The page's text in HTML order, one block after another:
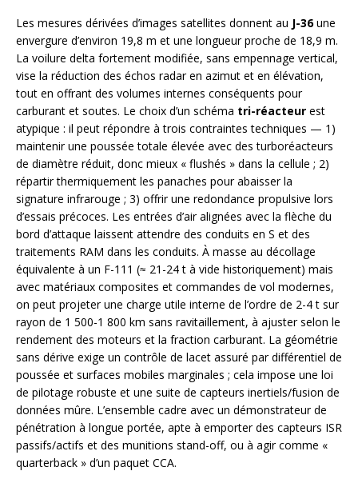
Les mesures dérivées d’images satellites donnent au J-36une
envergure d’environ 19,8 m et une longueur proche de 18,9 m.
La voilure delta fortement modifiée, sans empennage vertical,
vise la réduction des échos radar en azimut et en élévation,
tout en offrant des volumes internes conséquents pour
carburant et soutes. Le choix d’un schéma tri-réacteur est
atypique : il peut répondre à trois contraintes techniques — 1)
maintenir une poussée totale élevée avec des turboréacteurs
de diamètre réduit, donc mieux « flushés » dans la cellule ; 2)
répartir thermiquement les panaches pour abaisser la
signature infrarouge ; 3) offrir une redondance propulsive lors
d’essais précoces. Les entrées d’air alignées avec la flèche du
bord d’attaque laissent attendre des conduits en S et des
traitements RAM dans les conduits. À masse au décollage
équivalente à un F-111 (≈ 21-24 t à vide historiquement) mais
avec matériaux composites et commandes de vol modernes,
on peut projeter une charge utile interne de l’ordre de 2-4 t sur
rayon de 1 500-1 800 km sans ravitaillement, à ajuster selon le
rendement des moteurs et la fraction carburant. La géométrie
sans dérive exige un contrôle de lacet assuré par différentiel de
poussée et surfaces mobiles marginales ; cela impose une loi
de pilotage robuste et une suite de capteurs inertiels/fusion de
données mûre. L’ensemble cadre avec un démonstrateur de
pénétration à longue portée, apte à emporter des capteurs ISR
passifs/actifs et des munitions stand-off, ou à agir comme «
quarterback » d’un paquet CCA.